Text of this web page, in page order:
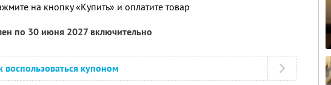
на кнопку «Купить» и оплатите товар
по 30 июня 2027 включительно
воспользоваться купоном